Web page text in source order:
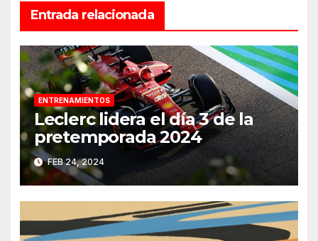
Entrada relacionada
ENTRENAMIENTOS
Leclerc lidera el día 3 de la
pretemporada 2024
FEB 24, 2024